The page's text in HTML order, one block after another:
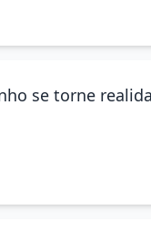
se torne